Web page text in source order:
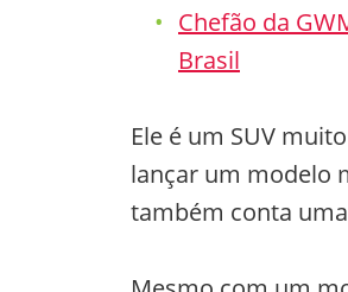
Chefão da
Brasil
Ele é um SUV
lançar um modelo
também conta